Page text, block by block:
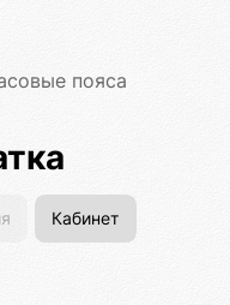
пояса
Кабинет